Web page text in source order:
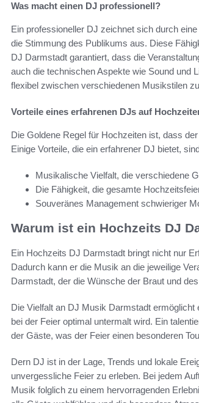
Was macht einen DJ professionell?
Ein professioneller DJ zeichnet sich durch
die Stimmung des Publikums aus. Diese
DJ Darmstadt garantiert, dass die
auch die technischen Aspekte wie Sound und
flexibel zwischen verschiedenen Musikstilen
Vorteile eines erfahrenen DJs auf
Die Goldene Regel für Hochzeiten ist, dass
Einige Vorteile, die ein erfahrener DJ bietet,
Musikalische Vielfalt, die verschiedene
Die Fähigkeit, die gesamte
Souveränes Management schwieriger
Warum ist ein Hochzeits DJ
Ein Hochzeits DJ Darmstadt bringt nicht nur
Dadurch kann er die Musik an die jeweilige
Darmstadt, der die Wünsche der Braut und
Die Vielfalt an DJ Musik Darmstadt
bei der Feier optimal untermalt wird. Ein
der Gäste, was der Feier einen besonderen
Dern DJ ist in der Lage, Trends und lokale
unvergessliche Feier zu erleben. Bei jedem
Musik folglich zu einem hervorragenden